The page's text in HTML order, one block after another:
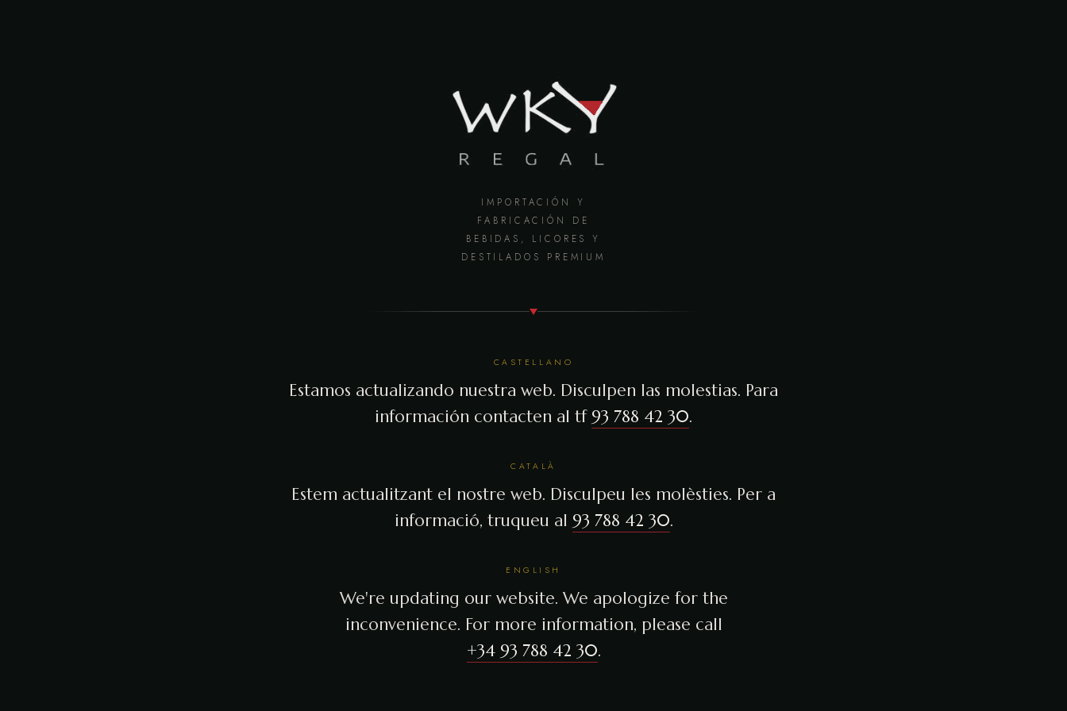
IMPORTACIÓN Y
FABRICACIÓN DE
BEBIDAS, LICORES Y
DESTILADOS PREMIUM
CASTELLANO
Estamos actualizando nuestra web. Disculpen las molestias. Para
información contacten al tf 93 788 42 30.
CATALÀ
Estem actualitzant el nostre web. Disculpeu les molèsties. Per a
informació, truqueu al 93 788 42 30.
ENGLISH
We're updating our website. We apologize for the
inconvenience. For more information, please call
+34 93 788 42 30.